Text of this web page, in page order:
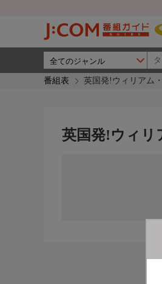
番組表 英国発!ウィリアム
英国発!ウィリ